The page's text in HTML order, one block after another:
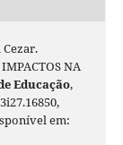
Cezar.
NA
Educação,
em: